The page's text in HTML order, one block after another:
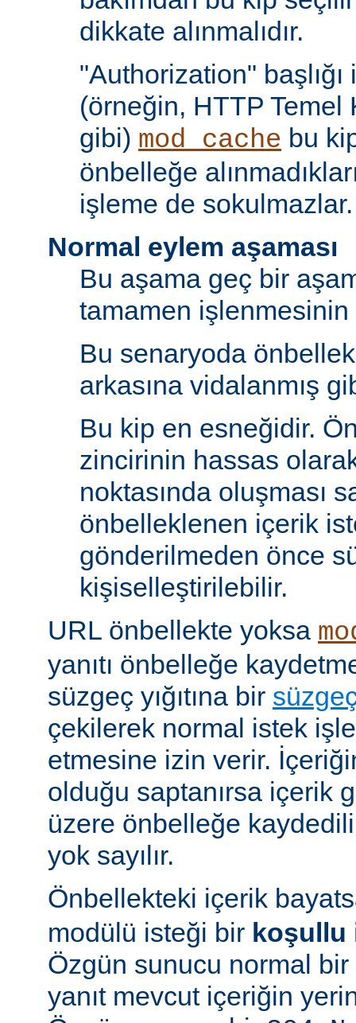
dikkate alınmalıdır.
"Authorization"
(örneğin, HTTP Temel
gibi) mod_cache bu
önbelleğe
işleme de sokulmazlar.
Normal eylem aşaması
Bu aşama geç bir
tamamen işlenmesinin
Bu senaryoda
arkasına vidalanmış
Bu kip en esneğidir.
zincirinin hassas
noktasında oluşması
önbelleklenen içerik
gönderilmeden önce
kişiselleştirilebilir.
URL önbellekte yoksa
yanıtı önbelleğe
süzgeç yığıtına bir
çekilerek normal istek
etmesine izin verir.
olduğu saptanırsa içerik
üzere önbelleğe
yok sayılır.
Önbellekteki içerik
modülü isteği bir koşullu
Özgün sunucu normal bir
yanıt mevcut içeriğin